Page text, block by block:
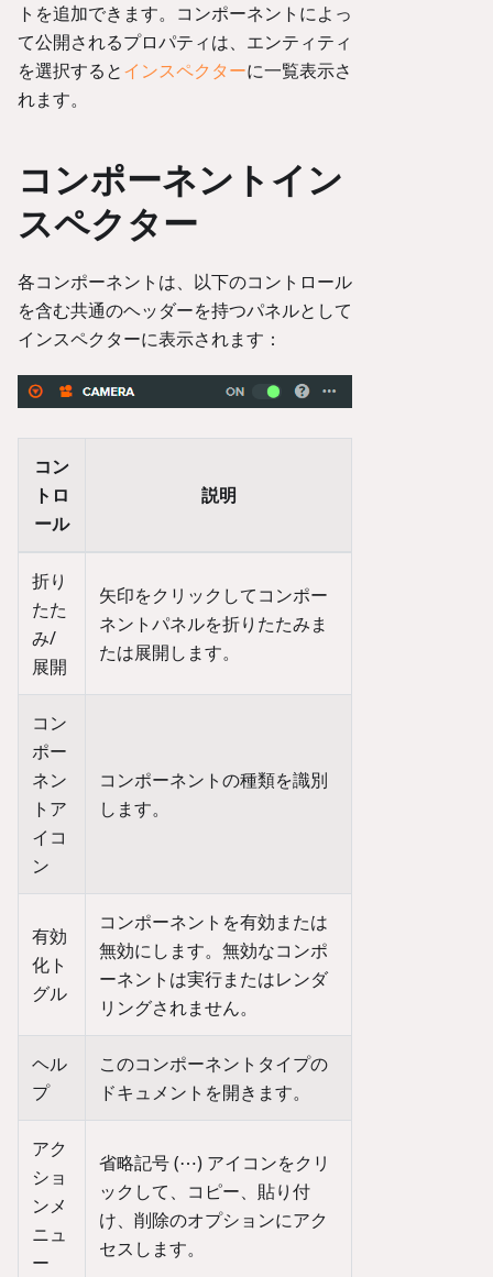
トを追加できます。コンポーネントによっ
て公開されるプロパティは、エンティティ
を選択するとインスペクターに一覧表示さ
れます。
コンポーネントイン
スペクター
各コンポーネントは、以下のコントロール
を含む共通のヘッダーを持つパネルとして
インスペクターに表示されます：
コン
トロ
ール
説明
折り
たた
み/
展開
矢印をクリックしてコンポー
ネントパネルを折りたたみま
たは展開します。
コン
ポー
ネン
トア
イコ
ン
コンポーネントの種類を識別
します。
有効
化ト
グル
コンポーネントを有効または
無効にします。無効なコンポ
ーネントは実行またはレンダ
リングされません。
ヘル
プ
このコンポーネントタイプの
ドキュメントを開きます。
アク
ショ
ンメ
ニュ
ー
省略記号 (⋯) アイコンをクリ
ックして、コピー、貼り付
け、削除のオプションにアク
セスします。